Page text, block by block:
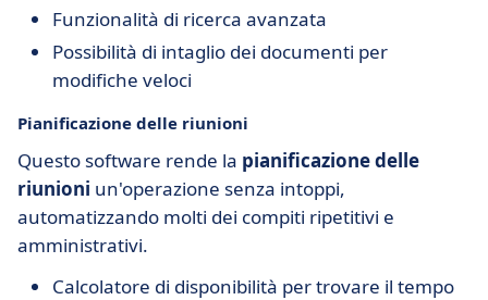
Funzionalità di ricerca avanzata
Possibilità di intaglio dei documenti per
modifiche veloci
Pianificazione delle riunioni
Questo software rende la pianificazione delle
riunioni un'operazione senza intoppi,
automatizzando molti dei compiti ripetitivi e
amministrativi.
Calcolatore di disponibilità per trovare il tempo